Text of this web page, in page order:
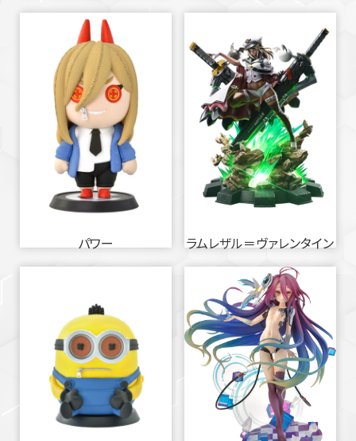
パワー ラムレザル＝ヴァレンタイン